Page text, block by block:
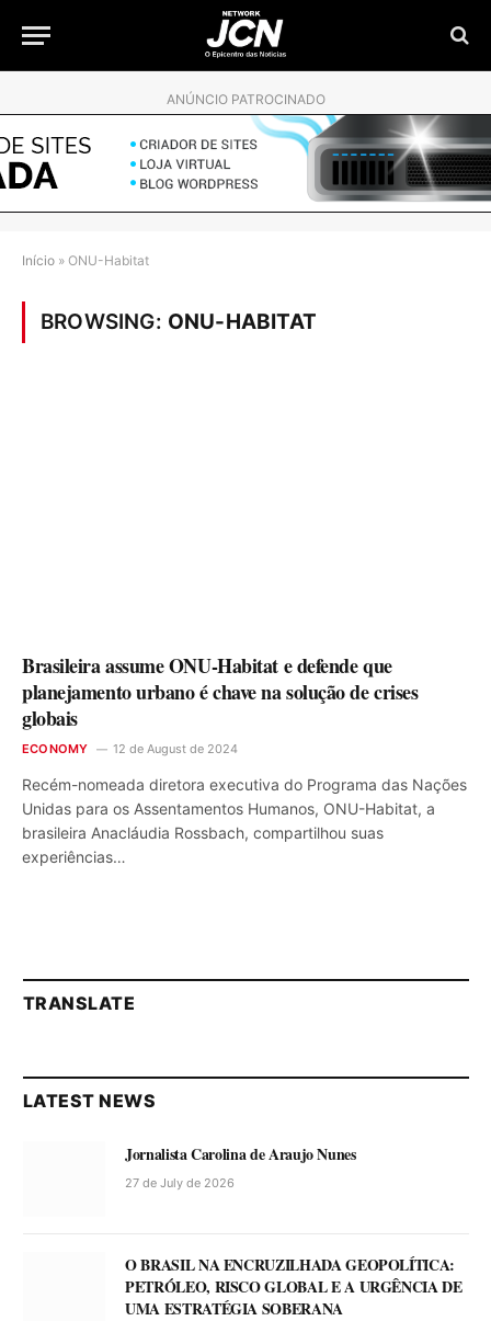
ANÚNCIO PATROCINADO
Início » ONU-Habitat
BROWSING: ONU-HABITAT
Brasileira assume ONU-Habitat e defende que
planejamento urbano é chave na solução de crises
globais
ECONOMY 12 de August de 2024
Recém-nomeada diretora executiva do Programa das Nações
Unidas para os Assentamentos Humanos, ONU-Habitat, a
brasileira Anacláudia Rossbach, compartilhou suas
experiências…
TRANSLATE
LATEST NEWS
Jornalista Carolina de Araujo Nunes
27 de July de 2026
O BRASIL NA ENCRUZILHADA GEOPOLÍTICA:
PETRÓLEO, RISCO GLOBAL E A URGÊNCIA DE
UMA ESTRATÉGIA SOBERANA